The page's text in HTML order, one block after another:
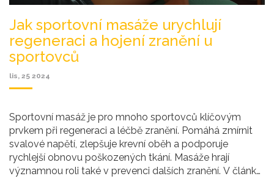
Jak sportovní masáže urychlují
regeneraci a hojení zranění u
sportovců
lis, 25 2024
Sportovní masáž je pro mnoho sportovců klíčovým
prvkem při regeneraci a léčbě zranění. Pomáhá zmírnit
svalové napětí, zlepšuje krevní oběh a podporuje
rychlejší obnovu poškozených tkání. Masáže hrají
významnou roli také v prevenci dalších zranění. V článku